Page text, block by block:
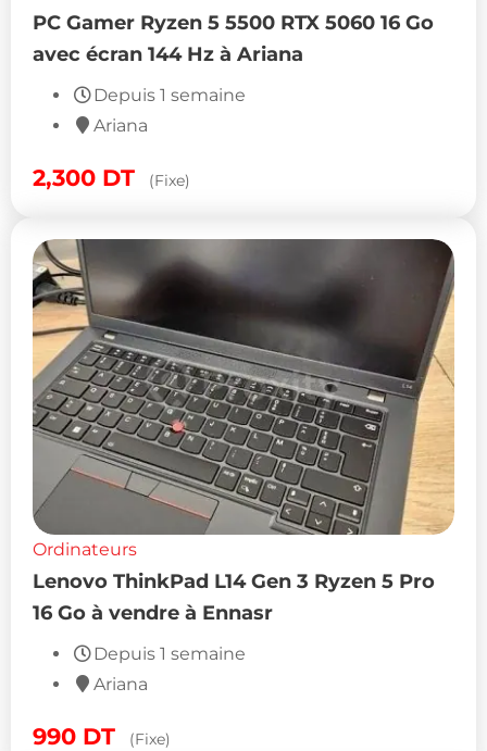
PC Gamer Ryzen 5 5500 RTX 5060 16 Go
avec écran 144 Hz à Ariana
Depuis 1 semaine
Ariana
2,300 DT (Fixe)
Ordinateurs
Lenovo ThinkPad L14 Gen 3 Ryzen 5 Pro
16 Go à vendre à Ennasr
Depuis 1 semaine
Ariana
990 DT (Fixe)